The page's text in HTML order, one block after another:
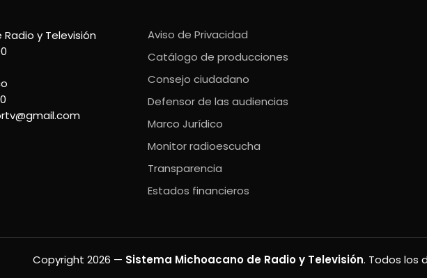
y Televisión
Aviso de Privacidad
Catálogo de producciones
Consejo ciudadano
Defensor de las audiencias
Marco Jurídico
Monitor radioescucha
Transparencia
Estados financieros
Copyright 2026 — Sistema Michoacano de Radio y Televisión. Todos los